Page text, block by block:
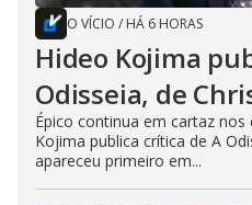
O VÍCIO / HÁ 6 HORAS
Hideo Kojima
Odisseia, de
Épico continua em cartaz
Kojima publica crítica de A
apareceu primeiro em...